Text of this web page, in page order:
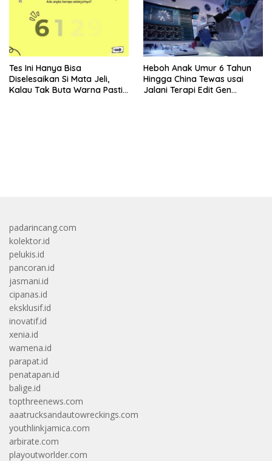
Tes Ini Hanya Bisa
Diselesaikan Si Mata Jeli,
Kalau Tak Buta Warna Pasti
Heboh Anak Umur 6 Tahun
Hingga China Tewas usai
Jalani Terapi Edit Gen
padarincang.com
kolektor.id
pelukis.id
pancoran.id
jasmani.id
cipanas.id
eksklusif.id
inovatif.id
xenia.id
wamena.id
parapat.id
penatapan.id
balige.id
topthreenews.com
aaatrucksandautowreckings.com
youthlinkjamica.com
arbirate.com
playoutworlder.com